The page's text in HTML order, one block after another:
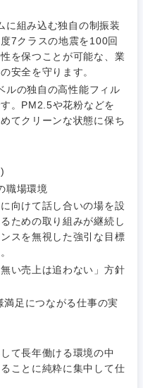
に組み込む独自の制振装
7クラスの地震を100回
を保つことが可能な、業
安全を守ります。
ルの独自の高性能フィル
。PM2.5や花粉などを
てクリーンな状態に保ち
職場環境
向けて話し合いの場を設
ための取り組みが継続し
スを無視した強引な目標
い売上は追わない」方針
足につながる仕事の実
て長年働ける環境の中
ことに純粋に集中して仕
人
埼玉県